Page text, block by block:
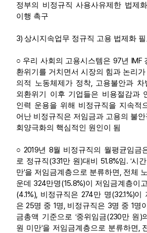
정부의 비정규직 사용사유제한 법제화
이행 촉구
3) 상시지속업무 정규직 고용 법제화 필
○ 우리 사회의 고용시스템은 97년 IMF
환위기를 거치면서 시장의 힘과 논리
의적 노동체제가 정착, 고용불안과 차
외환위기 이후 기업들은 비용절감과
인력 운용을 위해 비정규직을 지속적
어난 비정규직은 저임금과 고용의 불
회양극화의 핵심적인 원인이 됨
○ 2019년 8월 비정규직의 월평균임금
로 정규직(331만 원 )대비 51.8%임. ‘시
만’을 저임금계층으로 분류하면 , 전체
운데 324만명(15.8%)이 저임금계층이고
(4.1%), 비정규직은 274만 명(32.1%)이
은25명 중 1명, 비정규직은 3명 중 1명
금총액 기준으로 ‘중위임금(230만 원 )
원 미만’을 저임금계층으로 분류하면 ,